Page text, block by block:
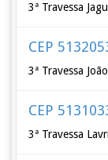
3ª Travessa
CEP
3ª Travessa
CEP
3ª Travessa